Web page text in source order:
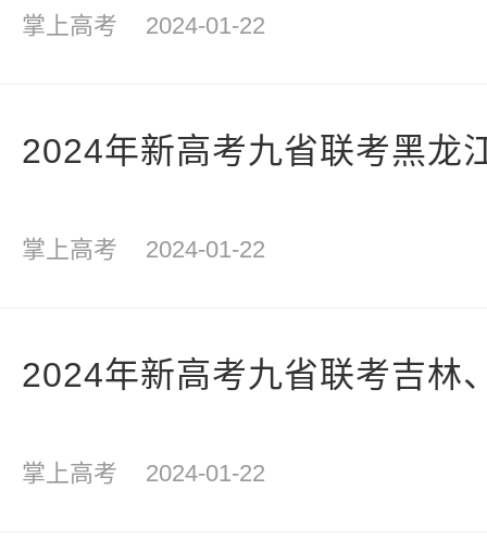
掌上高考 2024-01-22
2024年新高考九省联考黑龙
掌上高考 2024-01-22
2024年新高考九省联考吉林
掌上高考 2024-01-22